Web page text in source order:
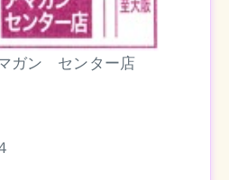
ガン センター店